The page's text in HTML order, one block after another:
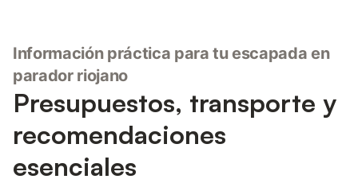
Información práctica para tu escapada en
parador riojano
Presupuestos, transporte y
recomendaciones
esenciales